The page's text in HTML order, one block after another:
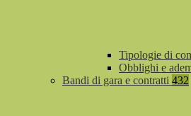
Tipologie di
Obblighi e
Bandi di gara e contratti 432